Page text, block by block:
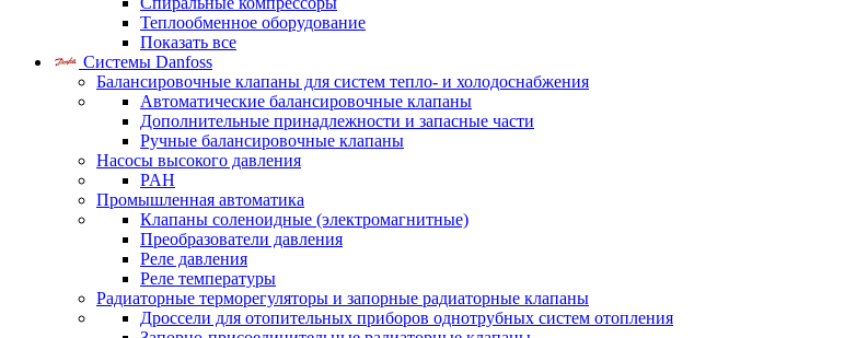
Теплообменное оборудование
Показать все
Системы Danfoss
Балансировочные клапаны для систем тепло- и холодоснабжения
Автоматические балансировочные клапаны
Дополнительные принадлежности и запасные части
Ручные балансировочные клапаны
Насосы высокого давления
PAH
Промышленная автоматика
Клапаны соленоидные (электромагнитные)
Преобразователи давления
Реле давления
Реле температуры
Радиаторные терморегуляторы и запорные радиаторные клапаны
Дроссели для отопительных приборов однотрубных систем отопления